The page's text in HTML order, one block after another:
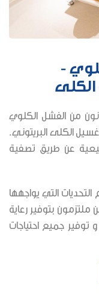
-
الكلى
من الفشل الكلوي
الكلى البريتوني.
عن طريق تصفية
التي يواجهها
بتوفير رعاية
جميع احتياجات